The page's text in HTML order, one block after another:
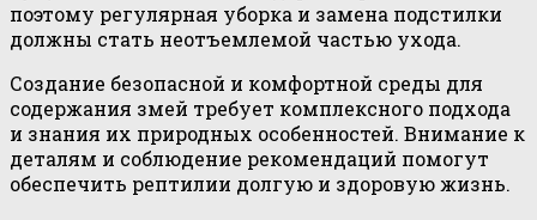
поэтому регулярная уборка и замена подстилки
должны стать неотъемлемой частью ухода.
Создание безопасной и комфортной среды для
содержания змей требует комплексного подхода
и знания их природных особенностей. Внимание к
деталям и соблюдение рекомендаций помогут
обеспечить рептилии долгую и здоровую жизнь.